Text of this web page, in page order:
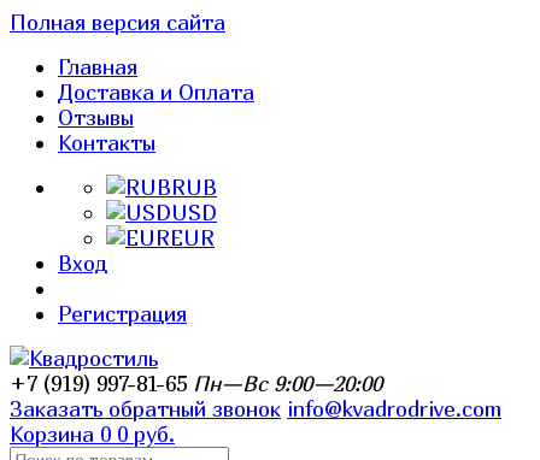
Полная версия сайта
Главная
Доставка и Оплата
Отзывы
Контакты
RUB
USD
EUR
Вход
Регистрация
+7 (919) 997-81-65 Пн—Вс 9:00—20:00
Заказать обратный звонок info@kvadrodrive.com
Корзина 0 0 руб.